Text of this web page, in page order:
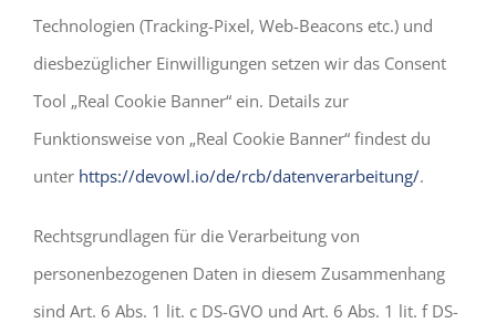
Technologien (Tracking-Pixel, Web-Beacons etc.) und
diesbezüglicher Einwilligungen setzen wir das Consent
Tool „Real Cookie Banner“ ein. Details zur
Funktionsweise von „Real Cookie Banner“ findest du
unter https://devowl.io/de/rcb/datenverarbeitung/.
Rechtsgrundlagen für die Verarbeitung von
personenbezogenen Daten in diesem Zusammenhang
sind Art. 6 Abs. 1 lit. c DS-GVO und Art. 6 Abs. 1 lit. f DS-